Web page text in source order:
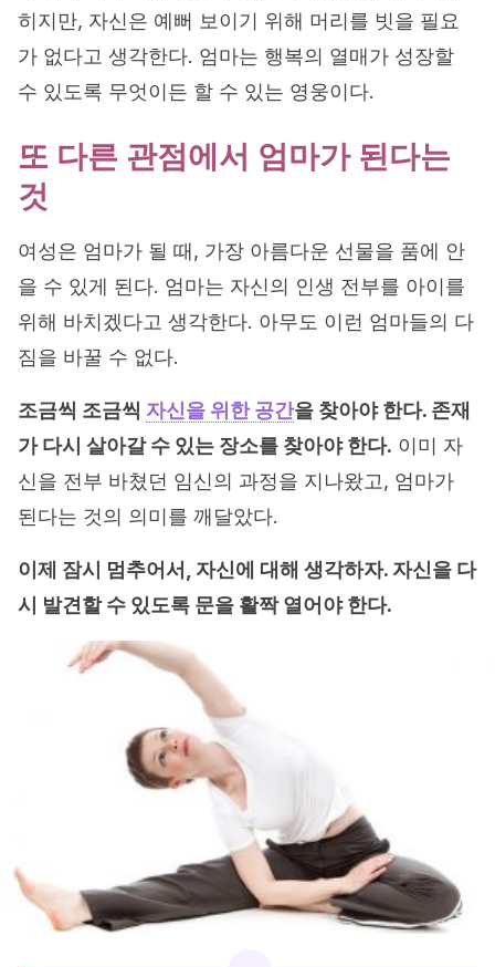
히지만, 자신은 예뻐 보이기 위해 머리를 빗을 필요
가 없다고 생각한다. 엄마는 행복의 열매가 성장할
수 있도록 무엇이든 할 수 있는 영웅이다.
또 다른 관점에서 엄마가 된다는
것
여성은 엄마가 될 때, 가장 아름다운 선물을 품에 안
을 수 있게 된다. 엄마는 자신의 인생 전부를 아이를
위해 바치겠다고 생각한다. 아무도 이런 엄마들의 다
짐을 바꿀 수 없다.
조금씩 조금씩 자신을 위한 공간을 찾아야 한다. 존재
가 다시 살아갈 수 있는 장소를 찾아야 한다. 이미 자
신을 전부 바쳤던 임신의 과정을 지나왔고, 엄마가
된다는 것의 의미를 깨달았다.
이제 잠시 멈추어서, 자신에 대해 생각하자. 자신을 다
시 발견할 수 있도록 문을 활짝 열어야 한다.